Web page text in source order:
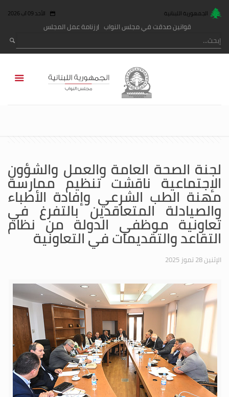
الجمهورية اللبنانية الأحد 09 آب 2026
قوانين صدقت في مجلس النواب رزنامة عمل المجلس
لجنة الصحة العامة والعمل والشؤون
الإجتماعية ناقشت تنظيم ممارسة
مهنة الطب الشرعي وإفادة الأطباء
والصيادلة المتعاقدين بالتفرغ في
تعاونية موظفي الدولة من نظام
التقاعد والتقديمات في التعاونية
الإثنين 28 تموز 2025